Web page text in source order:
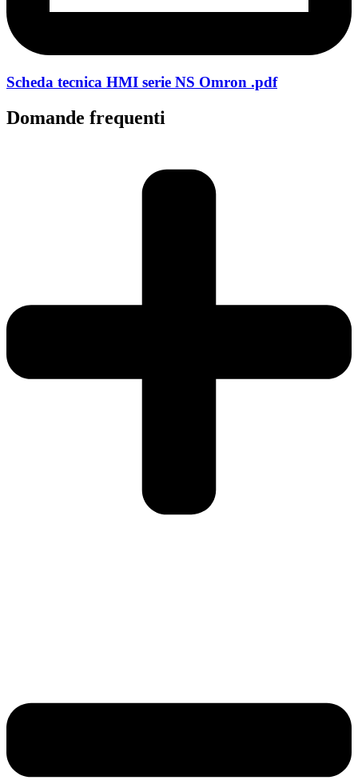
Scheda tecnica HMI serie NS Omron .pdf
Domande frequenti